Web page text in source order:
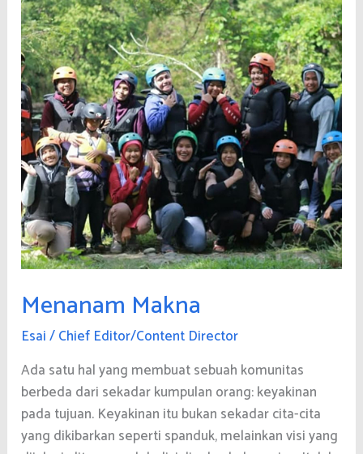
Menanam Makna
Esai/Chief Editor/Content Director
Ada satu hal yang membuat sebuah komunitas
berbeda dari sekadar kumpulan orang: keyakinan
pada tujuan. Keyakinan itu bukan sekadar cita-cita
yang dikibarkan seperti spanduk, melainkan visi yang